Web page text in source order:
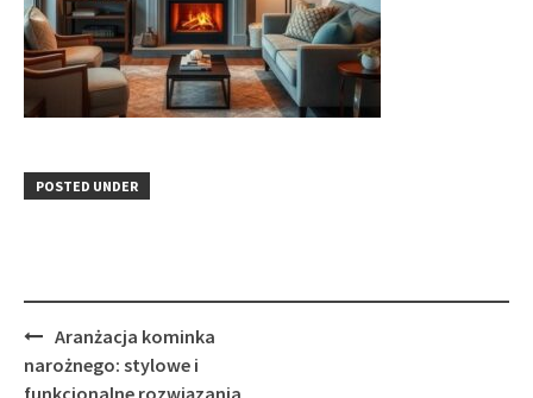
POSTED UNDER
Post
navigation
Aranżacja kominka
narożnego: stylowe i
funkcjonalne rozwiązania